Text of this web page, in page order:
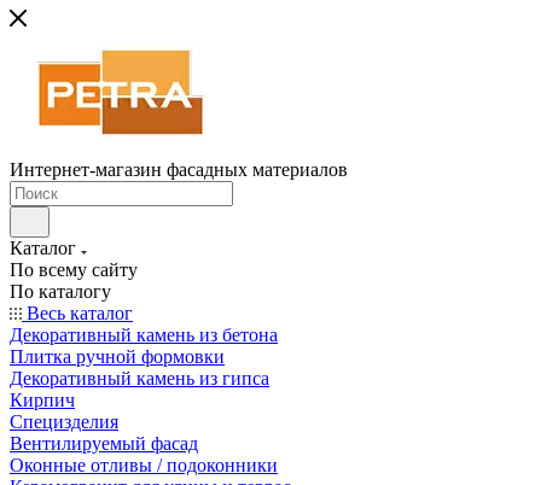
Интернет-магазин фасадных материалов
Каталог
По всему сайту
По каталогу
Весь каталог
Декоративный камень из бетона
Плитка ручной формовки
Декоративный камень из гипса
Кирпич
Специзделия
Вентилируемый фасад
Оконные отливы / подоконники